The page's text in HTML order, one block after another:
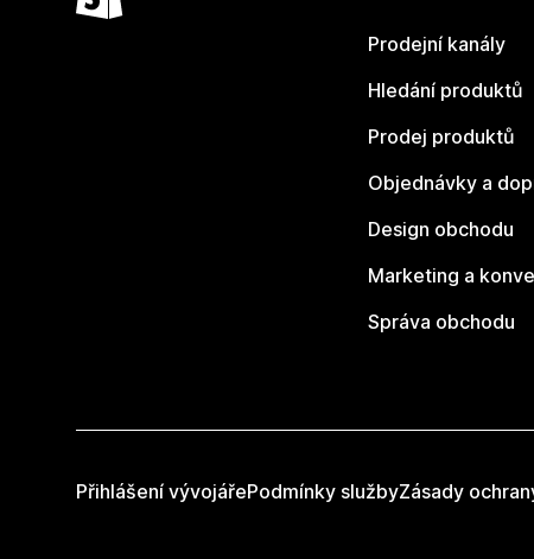
Prodejní kanály
Hledání produktů
Prodej produktů
Objednávky a
Design obchodu
Marketing a
Správa obchodu
Přihlášení vývojářePodmínky službyZásady